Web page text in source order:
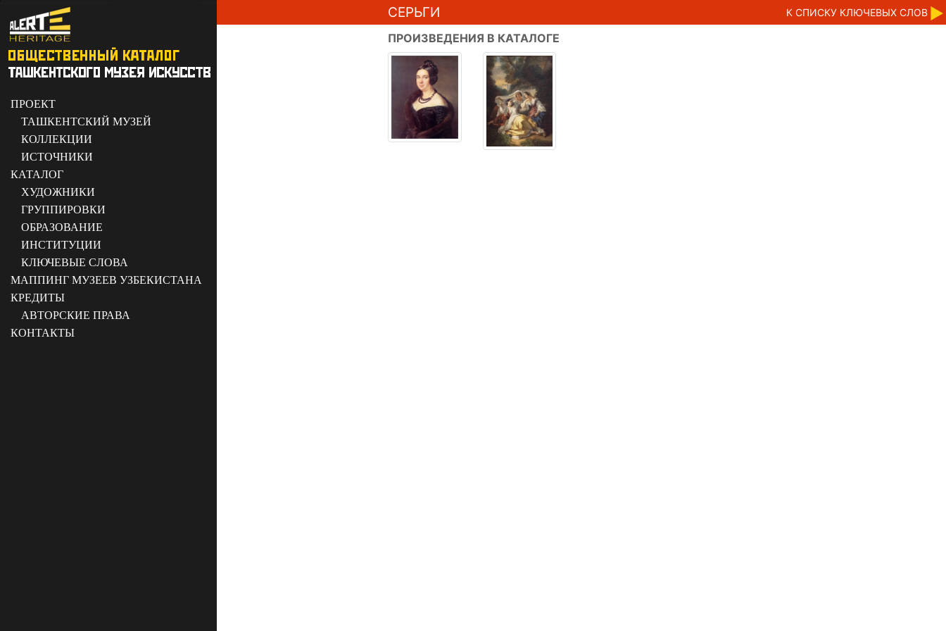
ПРОЕКТ
ТАШКЕНТСКИЙ МУЗЕЙ
КОЛЛЕКЦИИ
ИСТОЧНИКИ
КАТАЛОГ
ХУДОЖНИКИ
ГРУППИРОВКИ
ОБРАЗОВАНИЕ
ИНСТИТУЦИИ
КЛЮЧЕВЫЕ СЛОВА
МАППИНГ МУЗЕЕВ УЗБЕКИСТАНА
КРЕДИТЫ
АВТОРСКИЕ ПРАВА
КОНТАКТЫ
СЕРЬГИ К CПИСКУ КЛЮЧЕВЫХ СЛОВ
ПРОИЗВЕДЕНИЯ В КАТАЛОГЕ